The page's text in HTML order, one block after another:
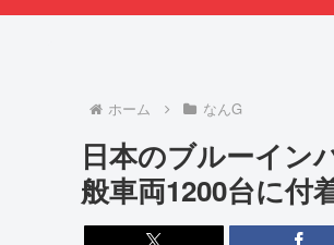
ホーム なんG
日本のブルーイ
般車両1200台に付